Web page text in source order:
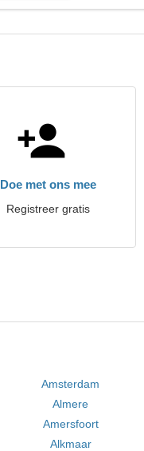
Doe met ons mee
Registreer gratis
Amsterdam
Almere
Amersfoort
Alkmaar